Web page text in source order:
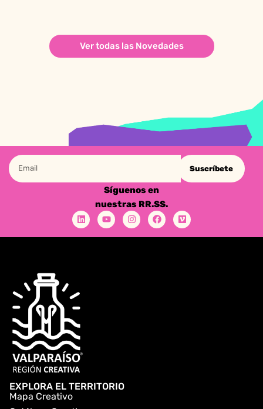
Ver todas las Novedades
Suscríbete
Síguenos en
nuestras RR.SS.
EXPLORA EL TERRITORIO
Mapa Creativo